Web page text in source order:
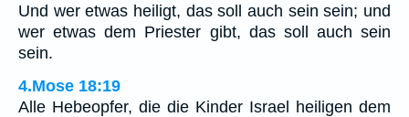
Und wer etwas heiligt, das soll auch sein sein; und
wer etwas dem Priester gibt, das soll auch sein
sein.
4.Mose 18:19
Alle Hebeopfer, die die Kinder Israel heiligen dem